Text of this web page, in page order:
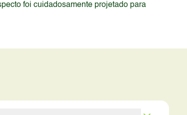
foi cuidadosamente projetado para